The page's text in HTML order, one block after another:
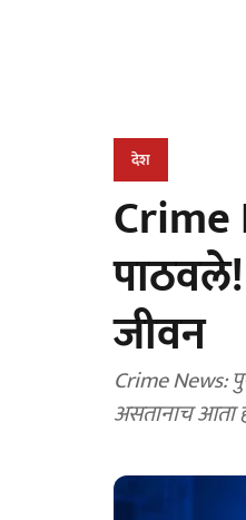
देश
Crime
जीवन
Crime News:
असतानाच